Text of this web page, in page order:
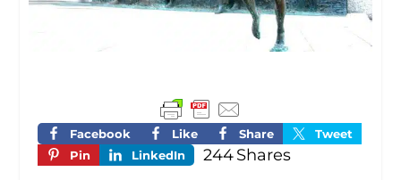
Facebook Like Share
Tweet
Pin
LinkedIn Shares
244